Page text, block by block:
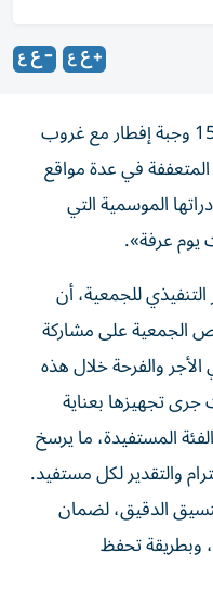
وزعت جمعية الشارقة الخيرية 15,000 وجبة إفطار مع غروب
في عدة مواقع
الموسمية التي
عرفة».
للجمعية، أن
الجمعية على مشاركة
والفرحة خلال هذه
جرى تجهيزها بعناية
المستفيدة، ما يرسخ
والتقدير لكل مستفيد.
الدقيق، لضمان
تحفظ